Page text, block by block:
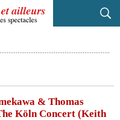
& Thomas
Köln Concert (Keith